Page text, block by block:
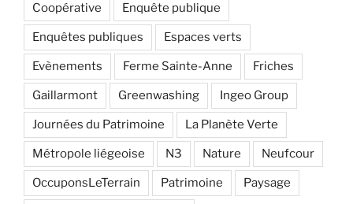
Coopérative Enquête publique
Enquêtes publiques Espaces verts
Evènements Ferme Sainte-Anne Friches
Gaillarmont Greenwashing Ingeo Group
Journées du Patrimoine La Planète Verte
Métropole liégeoise N3 Nature Neufcour
OccuponsLeTerrain Patrimoine Paysage